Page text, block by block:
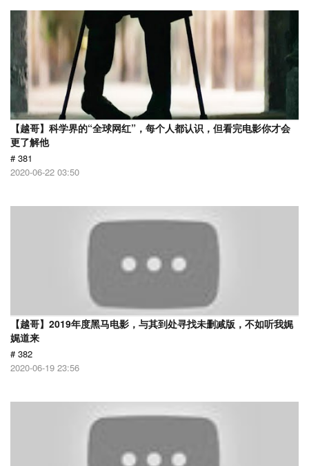
【越哥】科学界的“全球网红”，每个人都认识，但看完电影你才会
更了解他
# 381
2020-06-22 03:50
【越哥】2019年度黑马电影，与其到处寻找未删减版，不如听我娓
娓道来
# 382
2020-06-19 23:56